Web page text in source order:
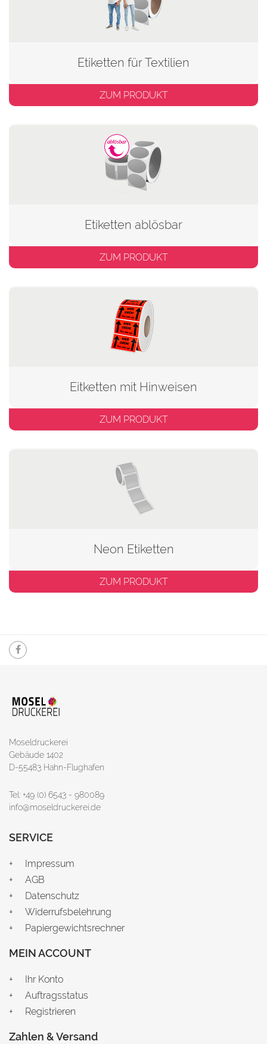
Etiketten für Textilien
ZUM PRODUKT
Etiketten ablösbar
ZUM PRODUKT
Eitketten mit Hinweisen
ZUM PRODUKT
Neon Etiketten
ZUM PRODUKT
Moseldruckerei
Gebäude 1402
D-55483 Hahn-Flughafen
Tel: +49 (0) 6543 - 980089
info@moseldruckerei.de
SERVICE
Impressum
AGB
Datenschutz
Widerrufsbelehrung
Papiergewichtsrechner
MEIN ACCOUNT
Ihr Konto
Auftragsstatus
Registrieren
Zahlen & Versand